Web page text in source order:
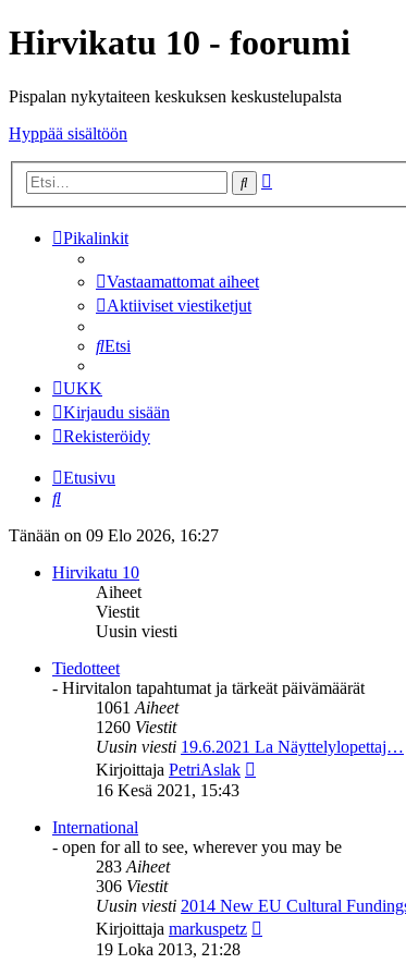
Hirvikatu 10 - foorumi
Pispalan nykytaiteen keskuksen keskustelupalsta
Hyppää sisältöön
Etsi
Pikalinkit
Vastaamattomat aiheet
Aktiiviset viestiketjut
Etsi
UKK
Kirjaudu sisään
Rekisteröidy
Etusivu
Etsi
Tänään on 09 Elo 2026, 16:27
Hirvikatu 10
Aiheet
Viestit
Uusin viesti
Tiedotteet
- Hirvitalon tapahtumat ja tärkeät päivämäärät
1061Aiheet
1260 Viestit
Uusin viesti 19.6.2021 La Näyttelylopettaj…
Kirjoittaja PetriAslak
16 Kesä 2021, 15:43
International
- open for all to see, wherever you may be
283Aiheet
306 Viestit
Uusin viesti 2014 New EU Cultural
Kirjoittaja markuspetz
19 Loka 2013, 21:28